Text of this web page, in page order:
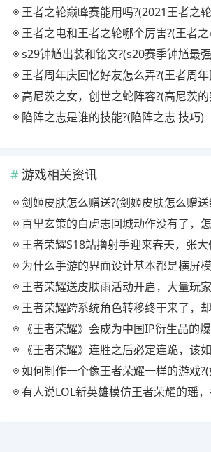
王者之轮巅峰赛能用吗?(2021王者之轮多少
王者之电和王者之轮哪个厉害?(王者之魂和王
s29钟馗出装和铭文?(s20赛季钟馗最
王者周年庆回忆好友怎么弄?(王者周年回忆活动
高尼茨之女，创世之蛇阵容?(高尼茨
陷阵之志是谁的技能?(陷阵之志 技巧)
游戏相关资讯
剑姬皮肤怎么赠送?(剑姬皮肤怎么赠送给
百里玄策的白虎志回城动作没有了，怎么获得?(王者荣耀百里玄策的白虎志什
王者荣耀S18站撸射手迎来春天，张大仙:放弃破晓选择逐日，容错率提高20%
为什么手游的界面设计基本都是横屏模式?(为什么有些手游是
王者荣耀送皮肤雨活动开启，大量玩家领到史诗，欧皇拿到内测皮肤，
王者荣耀跨系统角色转移终于来了，却需要990点券，你怎么看?(王者如何跨系
《王者荣耀》会成为中国IP衍生品的爆款吗?(王者荣耀ip
《王者荣耀》连胜之后必定连跪，该如何避免?网友称少拿MVP可以有效避免
如何制作一个像王者荣耀一样的游戏?(如何制作一个像王者荣耀一样的
有人说LOL新英雄模仿王者荣耀的瑶，各位有什么看法?(瑶是模仿